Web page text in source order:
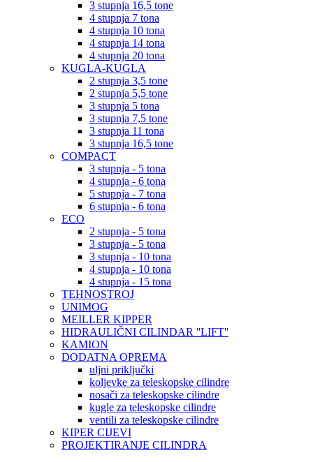
3 stupnja 16,5 tone
4 stupnja 7 tona
4 stupnja 10 tona
4 stupnja 14 tona
4 stupnja 20 tona
KUGLA-KUGLA
2 stupnja 3,5 tone
2 stupnja 5,5 tone
3 stupnja 5 tona
3 stupnja 7,5 tone
3 stupnja 11 tona
3 stupnja 16,5 tone
COMPACT
3 stupnja - 5 tona
4 stupnja - 6 tona
5 stupnja - 7 tona
6 stupnja - 6 tona
ECO
2 stupnja - 5 tona
3 stupnja - 5 tona
3 stupnja - 10 tona
4 stupnja - 10 tona
4 stupnja - 15 tona
TEHNOSTROJ
UNIMOG
MEILLER KIPPER
HIDRAULIČNI CILINDAR ''LIFT''
KAMION
DODATNA OPREMA
uljni priključki
koljevke za teleskopske cilindre
nosači za teleskopske cilindre
kugle za teleskopske cilindre
ventili za teleskopske cilindre
KIPER CIJEVI
PROJEKTIRANJE CILINDRA